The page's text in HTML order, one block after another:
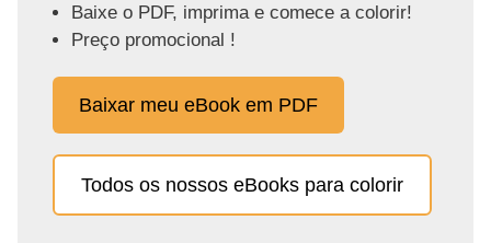
Baixe o PDF, imprima e comece a colorir!
Preço promocional !
Baixar meu eBook em PDF
Todos os nossos eBooks para colorir